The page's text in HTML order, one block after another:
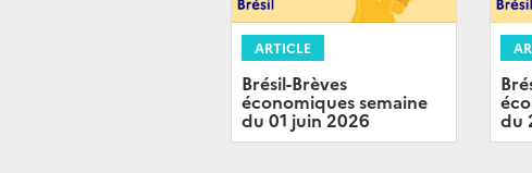
ARTICLE
Brésil-Brèves
économiques semaine
du 01 juin 2026 du